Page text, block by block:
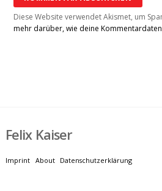
Diese Website verwendet Akismet, um
mehr darüber, wie deine
Felix Kaiser
Imprint About Datenschutzerklärung